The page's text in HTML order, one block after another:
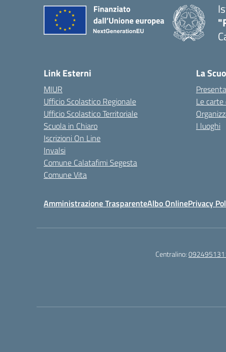
Link Esterni
MIUR
Ufficio Scolastico Regionale
Ufficio Scolastico Territoriale
Scuola in Chiaro
Iscrizioni On Line
Invalsi
Comune Calatafimi Segesta
Comune Vita
La
Le
I luoghi
Amministrazione TrasparenteAlbo OnlinePrivacy
Centralino: